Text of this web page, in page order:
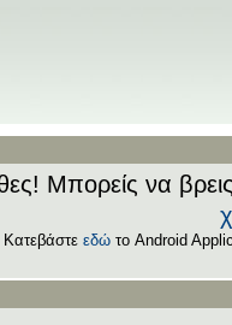
Μπορείς να
Κατεβάστε εδώ το Android